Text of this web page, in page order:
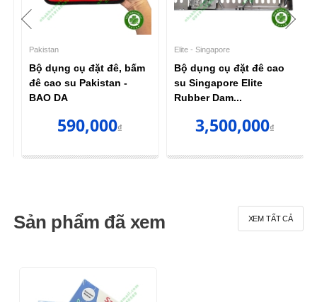
Pakistan
Bộ dụng cụ đặt đê, bấm
đê cao su Pakistan -
BAO DA
590,000₫
Elite - Singapore
Bộ dụng cụ đặt đê cao
su Singapore Elite
Rubber Dam...
3,500,000₫
Sản phẩm đã xem XEM TẤT CẢ